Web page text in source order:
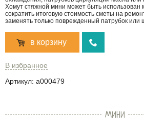
Хомут стяжной мини может быть использован
сократить итоговую стоимость сметы на
заменять только поврежденный патрубок или
в корзину
В избранное
Артикул: a000479
МИНИ